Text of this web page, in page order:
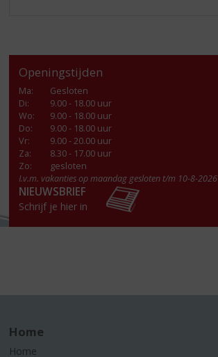
Openingstijden
Ma:
Gesloten
Di:
9.00 - 18.00 uur
Wo:
9.00 - 18.00 uur
Do:
9.00 - 18.00 uur
Vr:
9.00 - 20.00 uur
Za:
8.30 - 17.00 uur
Zo:
gesloten
I.v.m. vakanties op maandag gesloten t/m 10-8-2026
NIEUWSBRIEF
Schrijf je hier in
Home
Home